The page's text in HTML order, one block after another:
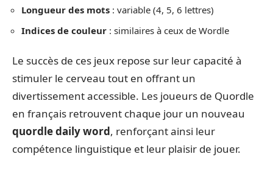
Longueur des mots : variable (4, 5, 6 lettres)
Indices de couleur : similaires à ceux de Wordle
Le succès de ces jeux repose sur leur capacité à
stimuler le cerveau tout en offrant un
divertissement accessible. Les joueurs de Quordle
en français retrouvent chaque jour un nouveau
quordle daily word, renforçant ainsi leur
compétence linguistique et leur plaisir de jouer.